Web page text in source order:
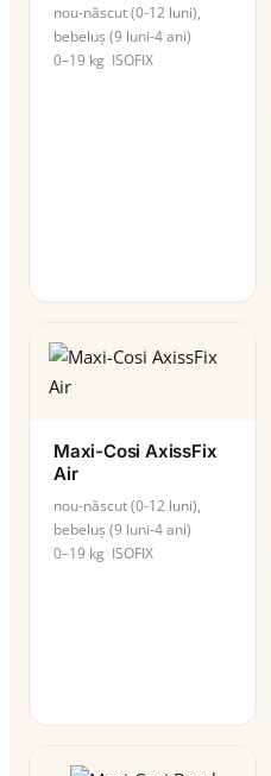
nou-născut (0-12 luni),
bebeluș (9 luni-4 ani)
0–19 kg ISOFIX
Maxi-Cosi AxissFix
Air
nou-născut (0-12 luni),
bebeluș (9 luni-4 ani)
0–19 kg ISOFIX